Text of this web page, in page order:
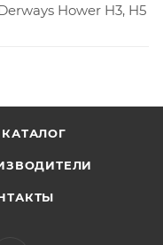
Hower H3, H5
КАТАЛОГ